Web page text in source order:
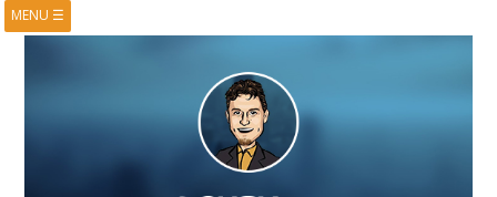
MENU ☰